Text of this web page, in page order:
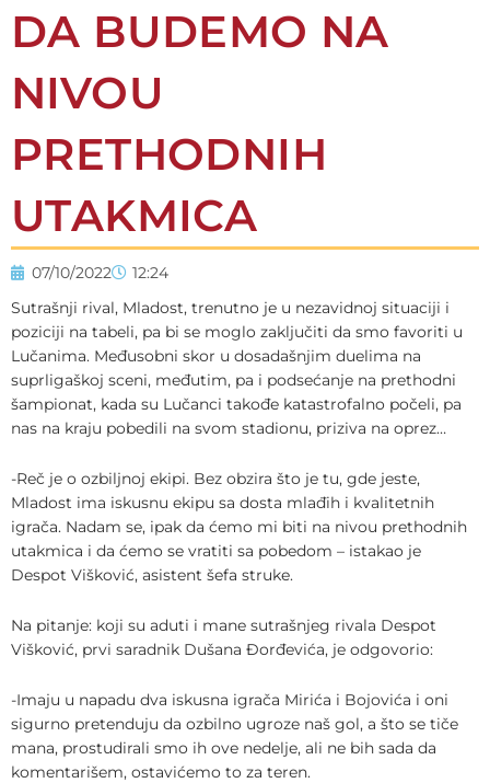
DA BUDEMO NA
NIVOU
PRETHODNIH
UTAKMICA
07/10/2022
12:24
Sutrašnji rival, Mladost, trenutno je u nezavidnoj situaciji i
poziciji na tabeli, pa bi se moglo zaključiti da smo favoriti u
Lučanima. Međusobni skor u dosadašnjim duelima na
suprligaškoj sceni, međutim, pa i podsećanje na prethodni
šampionat, kada su Lučanci takođe katastrofalno počeli, pa
nas na kraju pobedili na svom stadionu, priziva na oprez…
-Reč je o ozbiljnoj ekipi. Bez obzira što je tu, gde jeste,
Mladost ima iskusnu ekipu sa dosta mlađih i kvalitetnih
igrača. Nadam se, ipak da ćemo mi biti na nivou prethodnih
utakmica i da ćemo se vratiti sa pobedom – istakao je
Despot Višković, asistent šefa struke.
Na pitanje: koji su aduti i mane sutrašnjeg rivala Despot
Višković, prvi saradnik Dušana Đorđevića, je odgovorio:
-Imaju u napadu dva iskusna igrača Mirića i Bojovića i oni
sigurno pretenduju da ozbilno ugroze naš gol, a što se tiče
mana, prostudirali smo ih ove nedelje, ali ne bih sada da
komentarišem, ostavićemo to za teren.